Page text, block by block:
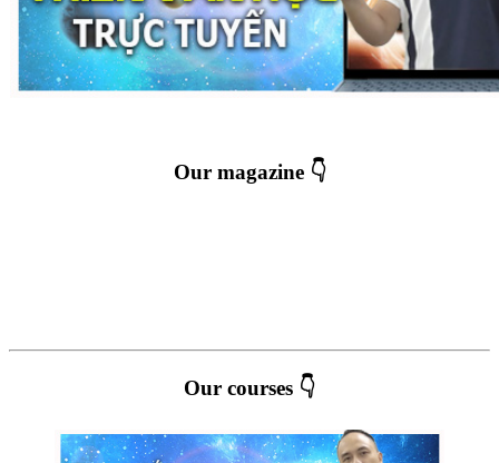
Our magazine 👇
Our courses 👇